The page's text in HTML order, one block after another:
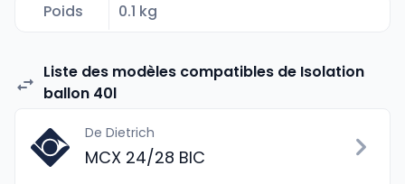
Poids 0.1 kg
Liste des modèles compatibles de Isolation
ballon 40l
De Dietrich
MCX 24/28 BIC